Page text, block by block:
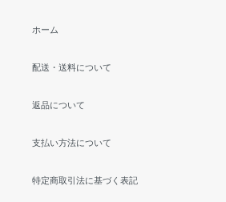
ホーム
配送・送料について
返品について
支払い方法について
特定商取引法に基づく表記